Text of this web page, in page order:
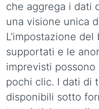
che aggrega i dati
una visione unica
L'impostazione
supportati e le
imprevisti
pochi clic. I dati di
disponibili sotto